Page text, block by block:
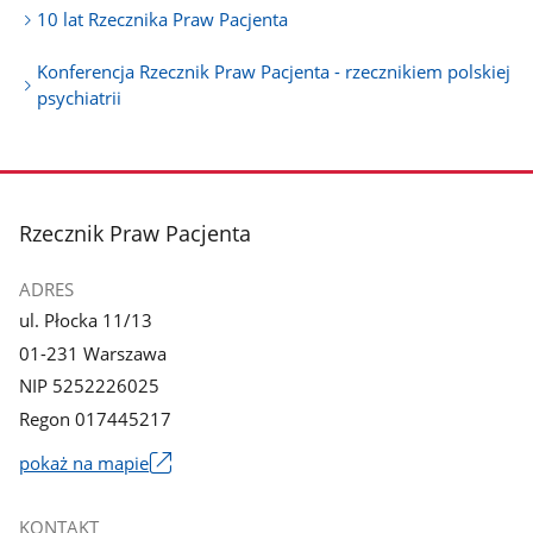
10 lat Rzecznika Praw Pacjenta
Konferencja Rzecznik Praw Pacjenta - rzecznikiem polskiej
psychiatrii
stopka
Rzecznik Praw Pacjenta
ADRES
ul. Płocka 11/13
01-231 Warszawa
NIP 5252226025
Regon 017445217
pokaż na mapie
KONTAKT